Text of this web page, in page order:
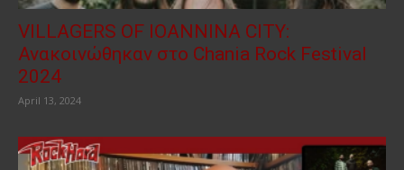
VILLAGERS OF IOANNINA CITY:
Ανακοινώθηκαν στο Chania Rock Festival
2024
April 13, 2024